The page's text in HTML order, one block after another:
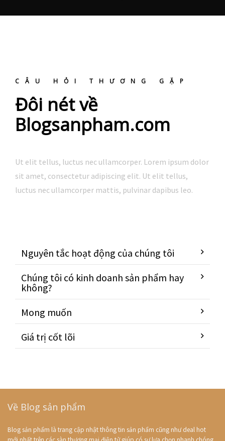
CÂU HỎI THƯƠNG GẶP
Đôi nét về
Blogsanpham.com
Ut elit tellus, luctus nec ullamcorper. Lorem ipsum dolor
sit amet, consectetur adipiscing elit. Ut elit tellus,
luctus nec ullamcorper mattis, pulvinar dapibus leo.
Nguyên tắc hoạt động của chúng tôi
Chúng tôi có kinh doanh sản phẩm hay
không?
Mong muốn
Giá trị cốt lõi
Về Blog sản phẩm
Blog sản phẩm là trang cập nhật thông tin sản phẩm cũng như deal hot